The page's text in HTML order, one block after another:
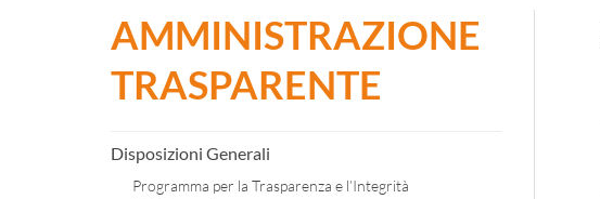
AMMINISTRAZIONE
TRASPARENTE
Disposizioni Generali
Programma per la Trasparenza e l’Integrità